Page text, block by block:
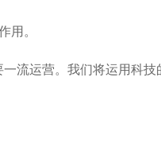
用。
流运营。我们将运用科技